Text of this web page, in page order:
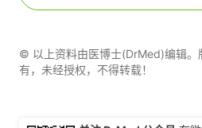
© 以上资料由医博士(DrMed)编辑。
有，未经授权，不得转载！